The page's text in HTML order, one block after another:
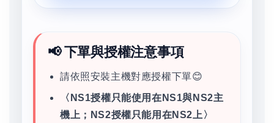
📢 下單與授權注意事項
請依照安裝主機對應授權下單😊
〈NS1授權只能使用在NS1與NS2主
機上；NS2授權只能用在NS2上〉